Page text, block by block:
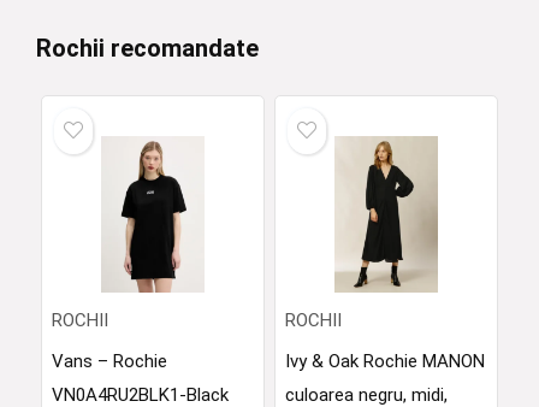
Rochii recomandate
ROCHII
Vans – Rochie
VN0A4RU2BLK1-Black
ROCHII
Ivy & Oak Rochie MANON
culoarea negru, midi,